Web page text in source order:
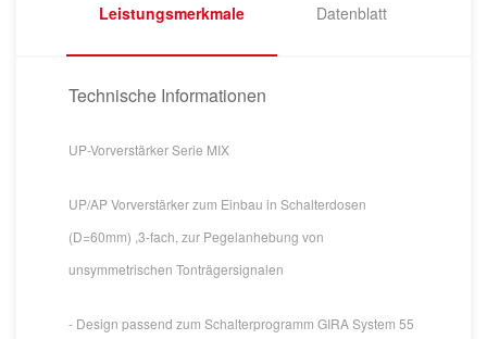
Leistungsmerkmale Datenblatt
Technische Informationen
UP-Vorverstärker Serie MIX
UP/AP Vorverstärker zum Einbau in Schalterdosen
(D=60mm) ,3-fach, zur Pegelanhebung von
unsymmetrischen Tonträgersignalen
- Design passend zum Schalterprogramm GIRA System 55